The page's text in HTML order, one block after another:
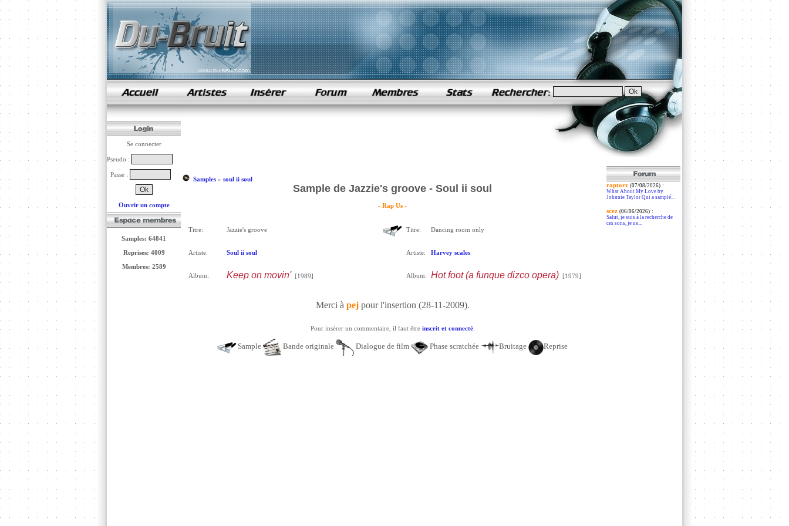
samples de rap
Se connecter
Pseudo :
Passe :
Ouvrir un compte
Samples: 64841
Reprises: 4009
Membres: 2589
Samples» soul ii soul
Sample de Jazzie's groove - Soul ii soul
- Rap Us -
Titre: Jazzie's groove
Artiste: Soul ii soul
Album: Keep on movin' [1989]
Titre: Dancing room only
Artiste: Harvey scales
Album: Hot foot (a funque dizco opera)[1979]
Merci à pejpour l'insertion (28-11-2009).
Pour insérer un commentaire, il faut être inscrit et connecté.
Sample Bande originale Dialogue de film Phase scratchée Bruitage Reprise
raptorz (07/08/2026):
What About My Love by
Johnnie Taylor Qui a samplé...
scez (06/06/2026):
Salut, je suis à la recherche de
ces sons, je ne...